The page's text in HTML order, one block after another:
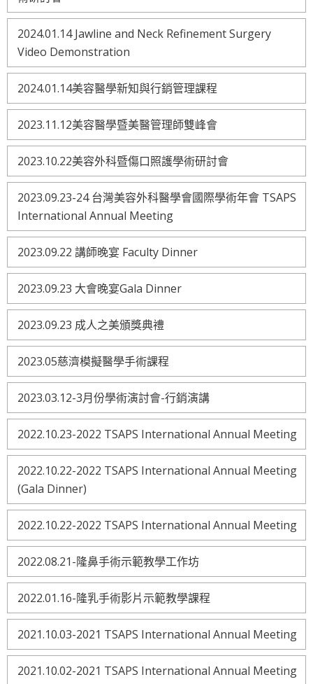
2024.01.14 Jawline and Neck Refinement Surgery
Video Demonstration
2024.01.14美容醫學新知與行銷管理課程
2023.11.12美容醫學暨美醫管理師雙峰會
2023.10.22美容外科暨傷口照護學術研討會
2023.09.23-24 台灣美容外科醫學會國際學術年會 TSAPS
International Annual Meeting
2023.09.22 講師晚宴 Faculty Dinner
2023.09.23 大會晚宴Gala Dinner
2023.09.23 成人之美頒獎典禮
2023.05慈濟模擬醫學手術課程
2023.03.12-3月份學術演討會-行銷演講
2022.10.23-2022 TSAPS International Annual Meeting
2022.10.22-2022 TSAPS International Annual Meeting
(Gala Dinner)
2022.10.22-2022 TSAPS International Annual Meeting
2022.08.21-隆鼻手術示範教學工作坊
2022.01.16-隆乳手術影片示範教學課程
2021.10.03-2021 TSAPS International Annual Meeting
2021.10.02-2021 TSAPS International Annual Meeting